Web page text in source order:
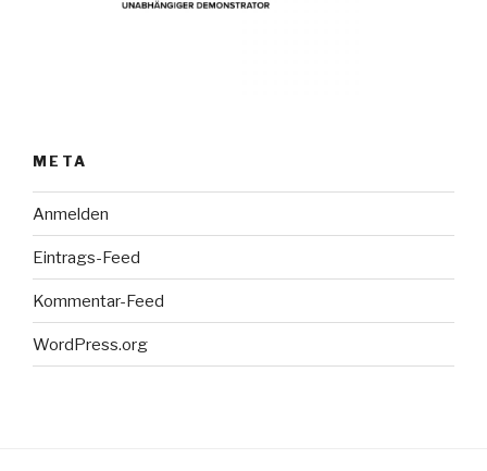
META
Anmelden
Eintrags-Feed
Kommentar-Feed
WordPress.org